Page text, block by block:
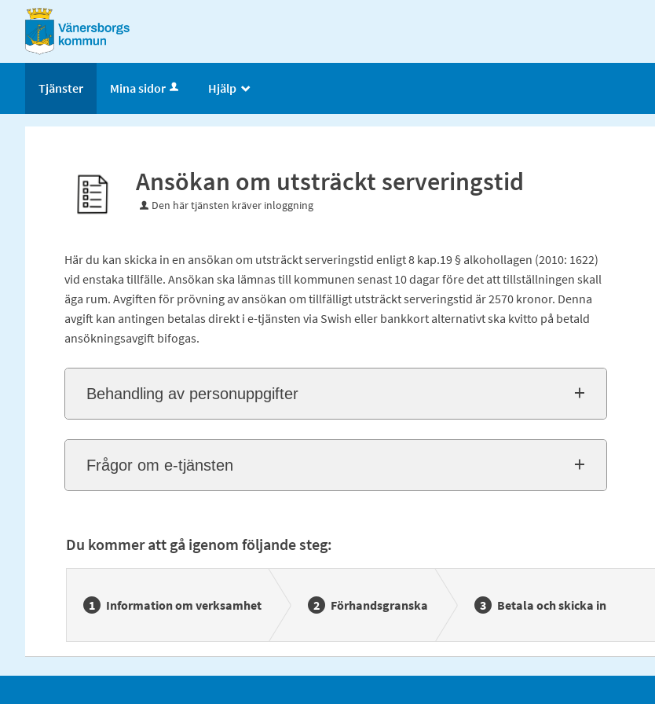
Välkommen
Vänersborgs
Tjänster Mina sidor Hjälp _
Ansökan om utsträckt serveringstid
Den här tjänsten kräver inloggning
Här du kan skicka in en ansökan om utsträckt serveringstid enligt 8 kap.19 § alkohollagen (2010: 1622)
vid enstaka tillfälle. Ansökan ska lämnas till kommunen senast 10 dagar före det att tillställningen skall
äga rum. Avgiften för prövning av ansökan om tillfälligt utsträckt serveringstid är 2570 kronor. Denna
avgift kan antingen betalas direkt i e-tjänsten via Swish eller bankkort alternativt ska kvitto på betald
ansökningsavgift bifogas.
Behandling av personuppgifter
Frågor om e-tjänsten
Du kommer att gå igenom följande steg:
Information om verksamhet Förhandsgranska Betala och skicka in